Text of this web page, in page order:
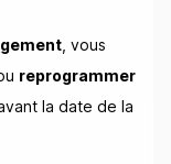
, vous
reprogrammer
la date de la